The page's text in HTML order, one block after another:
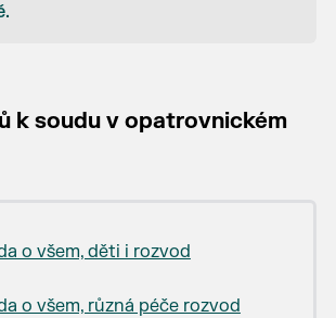
k soudu v opatrovnickém
o všem, děti i rozvod
o všem, různá péče rozvod